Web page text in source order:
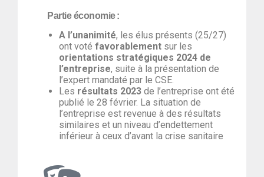
Partie économie:
A l’unanimité, les élus présents (25/27)
ont voté favorablement sur les
orientations stratégiques 2024 de
l’entreprise, suite à la présentation de
l’expert mandaté par le CSE.
Les résultats 2023 de l’entreprise ont été
publié le 28 février. La situation de
l’entreprise est revenue à des résultats
similaires et un niveau d’endettement
inférieur à ceux d’avant la crise sanitaire